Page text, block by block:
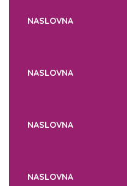
NASLOVNA
NASLOVNA
NASLOVNA
NASLOVNA